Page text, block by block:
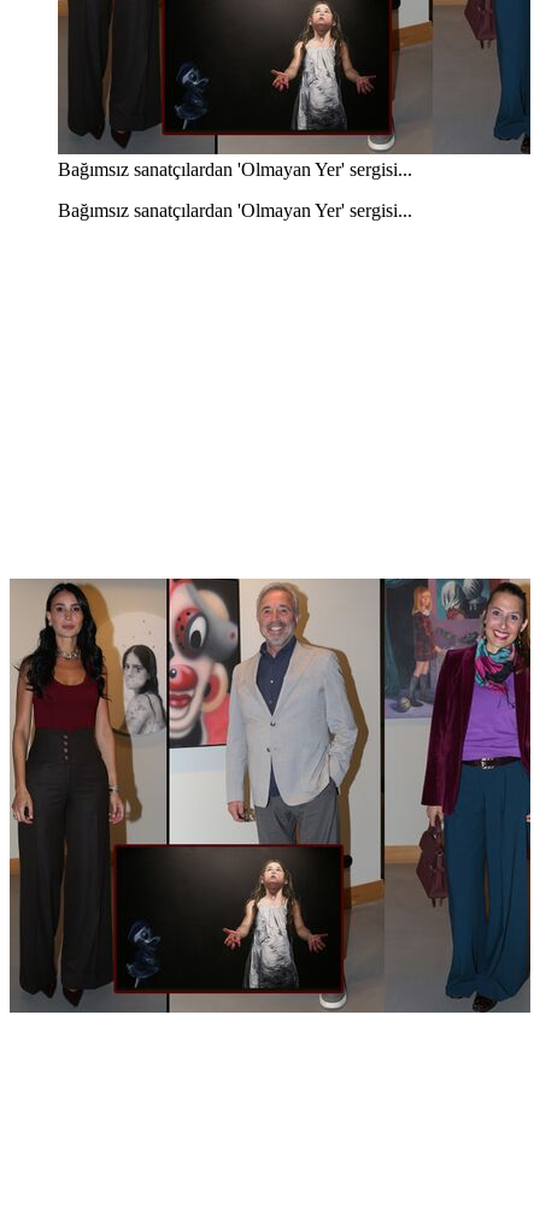
Bağımsız sanatçılardan 'Olmayan Yer' sergisi...
Bağımsız sanatçılardan 'Olmayan Yer' sergisi...